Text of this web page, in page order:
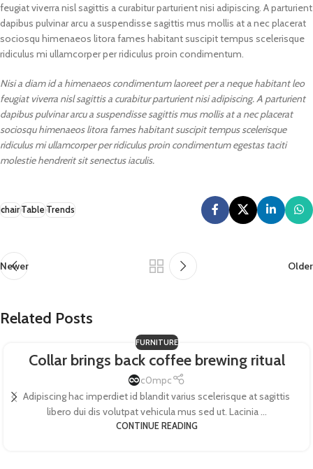
feugiat viverra nisl sagittis a curabitur parturient nisi adipiscing. A parturient
dapibus pulvinar arcu a suspendisse sagittis mus mollis at a nec placerat
sociosqu himenaeos litora fames habitant suscipit tempus scelerisque
ridiculus mi ullamcorper per ridiculus proin condimentum.
Nisi a diam id a himenaeos condimentum laoreet per a neque habitant leo
feugiat viverra nisl sagittis a curabitur parturient nisi adipiscing. A parturient
dapibus pulvinar arcu a suspendisse sagittis mus mollis at a nec placerat
sociosqu himenaeos litora fames habitant suscipit tempus scelerisque
ridiculus mi ullamcorper per ridiculus proin condimentum egestas taciti
molestie hendrerit sit senectus iaculis.
chairTable Trends
Newer Older
Related Posts
FURNITURE
Collar brings back coffee brewing ritual
c0mpc
Adipiscing hac imperdiet id blandit varius scelerisque at sagittis
libero dui dis volutpat vehicula mus sed ut. Lacinia ...
CONTINUE READING